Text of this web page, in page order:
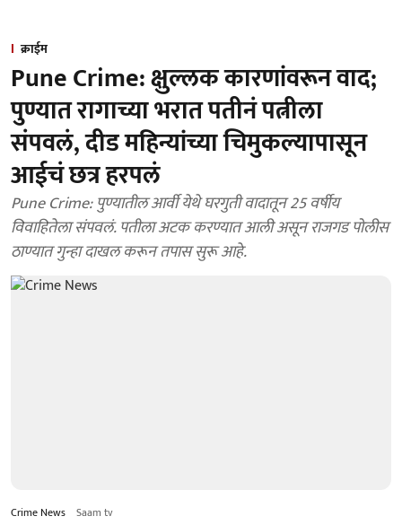
क्राईम
Pune Crime: क्षुल्लक कारणांवरून वाद;
पुण्यात रागाच्या भरात पतीनं पत्नीला
संपवलं, दीड महिन्यांच्या चिमुकल्यापासून
आईचं छत्र हरपलं
Pune Crime: पुण्यातील आर्वी येथे घरगुती वादातून 25 वर्षीय
विवाहितेला संपवलं. पतीला अटक करण्यात आली असून राजगड पोलीस
ठाण्यात गुन्हा दाखल करून तपास सुरू आहे.
Crime News Saam tv